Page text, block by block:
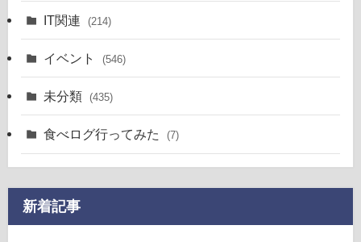
IT関連 (214)
イベント (546)
未分類 (435)
食べログ行ってみた (7)
新着記事